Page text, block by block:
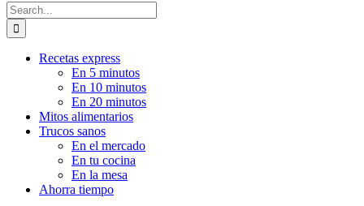
Recetas express
En 5 minutos
En 10 minutos
En 20 minutos
Mitos alimentarios
Trucos sanos
En el mercado
En tu cocina
En la mesa
Ahorra tiempo